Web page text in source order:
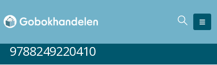
9788249220410